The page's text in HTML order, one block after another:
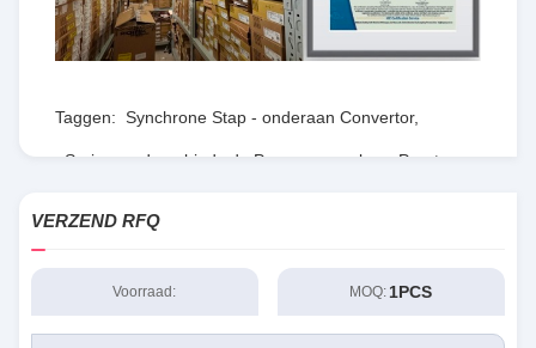
Taggen: Synchrone Stap - onderaan Convertor,
Serie van de gebieds de Programmeerbare Poort,
VERZEND RFQ
Voorraad: MOQ: 1PCS